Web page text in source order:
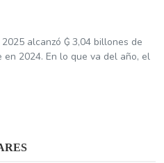
alcanzó ₲ 3,04 billones de
en 2024. En lo que va del año, el